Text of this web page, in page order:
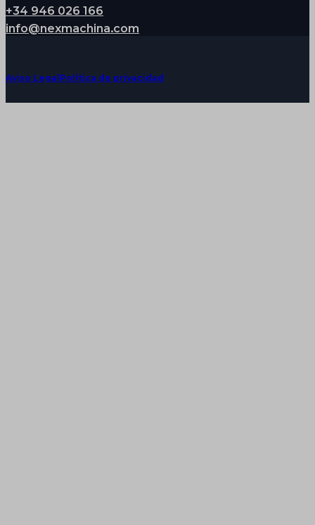
+34 946 026 166
info@nexmachina.com
Aviso Legal Política de privacidad